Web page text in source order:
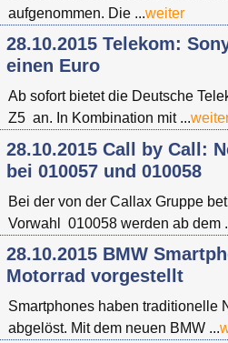
aufgenommen. Die ...weiter
28.10.2015 Telekom:
einen Euro
Ab sofort bietet die Deutsche
Z5 an. In Kombination mit ...
28.10.2015 Call by Call:
bei 010057 und 010058
Bei der von der Callax Gruppe
Vorwahl 010058 werden ab dem
28.10.2015 BMW
Motorrad vorgestellt
Smartphones haben traditionelle
abgelöst. Mit dem neuen BMW ...